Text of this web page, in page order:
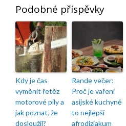
Podobné příspěvky
Kdy je čas
vyměnit řetěz
motorové pily a
jak poznat, že
dosloužil?
Rande večer:
Proč je vaření
asijské kuchyně
to nejlepší
afrodiziakum